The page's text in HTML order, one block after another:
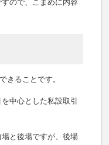
ので、こまめに内容
きることです。
中心とした私設取引
と後場ですが、後場